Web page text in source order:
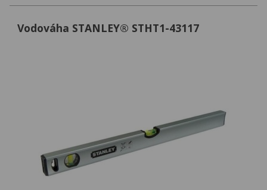
Vodováha STANLEY® STHT1-43117